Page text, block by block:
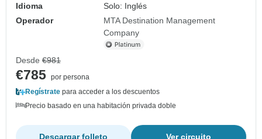
Idioma
Solo: Inglés
Operador
MTA Destination Management
Company
Desde €981
€785 por persona
Regístrate para acceder a los descuentos
Precio basado en una habitación privada doble
Ver circuito
Descargar folleto